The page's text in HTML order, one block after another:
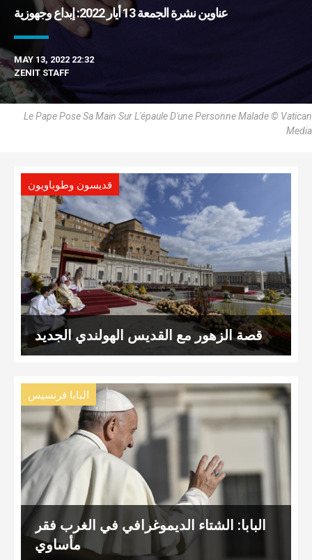
عناوين نشرة الجمعة 13 أيار 2022: إبداع وجهوزية
MAY 13, 2022 22:32
ZENIT STAFF
Le Pape Pose Sa Main Sur L'épaule D'une Personne Malade © Vatican
Media
قديسون وطوباويون
قصة الزهور مع القديس الهولندي الجديد
البابا فرنسيس
البابا: الشتاء الديموغرافي في الغرب فقر
مأساوي